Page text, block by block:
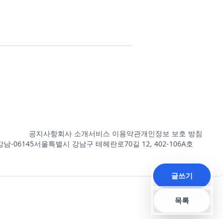
공지사항회사 소개서비스 이용약관개인정보 보호 방침
남-06145서울특별시 강남구 테헤란로70길 12, 402-106A호
글쓰기
목록